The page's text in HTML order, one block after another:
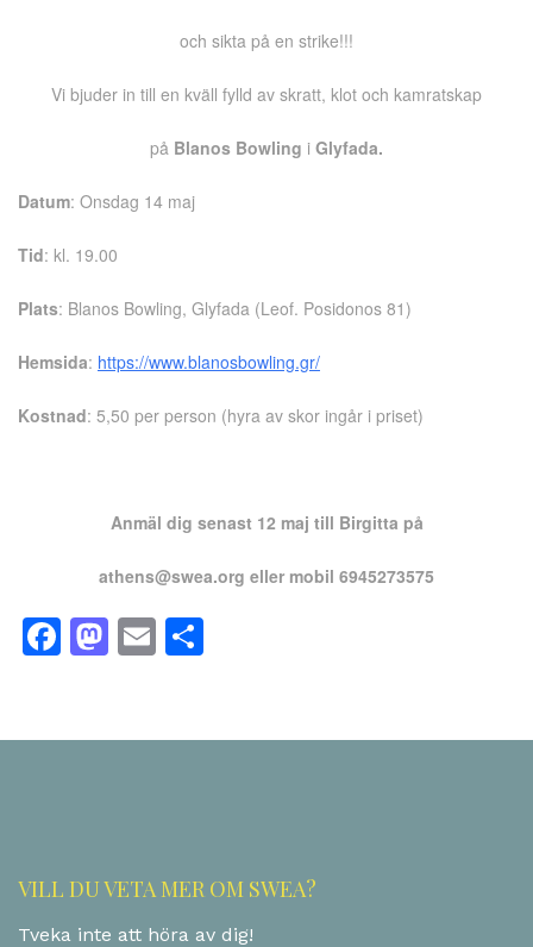
och sikta på en strike!!!
Vi bjuder in till en kväll fylld av skratt, klot och kamratskap
på Blanos Bowling i Glyfada.
Datum: Onsdag 14 maj
Tid: kl. 19.00
Plats: Blanos Bowling, Glyfada (Leof. Posidonos 81)
Hemsida: https://www.blanosbowling.gr/
Kostnad: 5,50 per person (hyra av skor ingår i priset)
Anmäl dig senast 12 maj till Birgitta på
athens@swea.org eller mobil 6945273575
Facebook
Mastodon
Email
VILL DU VETA MER OM SWEA?
Tveka inte att höra av dig!